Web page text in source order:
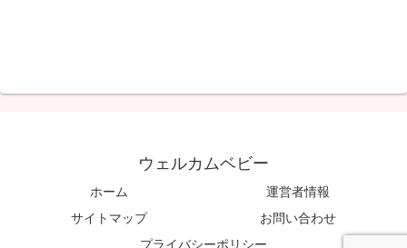
ウェルカムベビー
ホーム
運営者情報
サイトマップ
お問い合わせ
プライバシーポリシー